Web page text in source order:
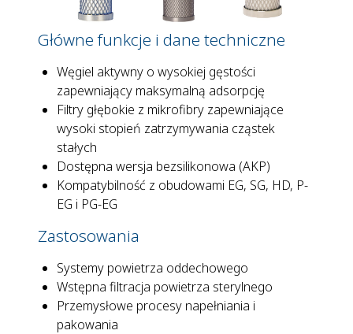
Główne funkcje i dane techniczne
Węgiel aktywny o wysokiej gęstości
zapewniający maksymalną adsorpcję
Filtry głębokie z mikrofibry zapewniające
wysoki stopień zatrzymywania cząstek
stałych
Dostępna wersja bezsilikonowa (AKP)
Kompatybilność z obudowami EG, SG, HD, P-
EG i PG-EG
Zastosowania
Systemy powietrza oddechowego
Wstępna filtracja powietrza sterylnego
Przemysłowe procesy napełniania i
pakowania